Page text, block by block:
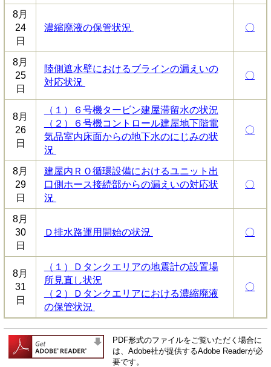
8月
24
日
濃縮廃液の保管状況 〇
8月
25
日
陸側遮水壁におけるブラインの漏えいの
対応状況
〇
8月
26
日
（１）６号機タービン建屋滞留水の状況
（２）６号機コントロール建屋地下階電
気品室内床面からの地下水のにじみの状
況
〇
8月
29
日
建屋内ＲＯ循環設備におけるユニット出
口側ホース接続部からの漏えいの対応状
況
〇
8月
30
日
Ｄ排水路運用開始の状況 〇
8月
31
日
（１）Ｄタンクエリアの地震計の設置場
所見直し状況
（２）Ｄタンクエリアにおける濃縮廃液
の保管状況
〇
PDF形式のファイルをご覧いただく場合に
は、Adobe社が提供するAdobe Readerが必
要です。